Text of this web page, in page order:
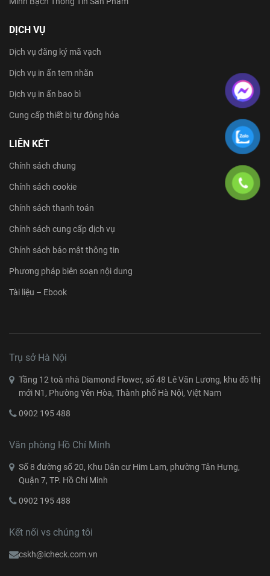
Giải pháp QR Code Marketing
Minh Bạch Thông Tin Sản Phẩm
DỊCH VỤ
Dịch vụ đăng ký mã vạch
Dịch vụ in ấn tem nhãn
Dịch vụ in ấn bao bì
Cung cấp thiết bị tự động hóa
LIÊN KẾT
Chính sách chung
Chính sách cookie
Chính sách thanh toán
Chính sách cung cấp dịch vụ
Chính sách bảo mật thông tin
Phương pháp biên soạn nội dung
Trụ sở Hà Nội
mới N1, Phường Yên Hòa, Thành phố Hà Nội, Việt Nam
0902 195 488
Văn phòng Hồ Chí Minh
Quận 7, TP. Hồ Chí Minh
0902 195 488
Kết nối vs chúng tôi